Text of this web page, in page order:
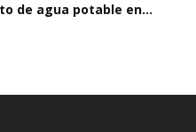
de agua potable en...